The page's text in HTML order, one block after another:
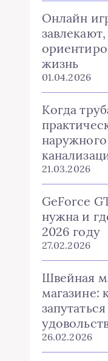
Онлайн
жизнь
01.04.2026
Когда
21.03.2026
GeForce
нужна и
2026 году
27.02.2026
Швейная
магазине:
26.02.2026